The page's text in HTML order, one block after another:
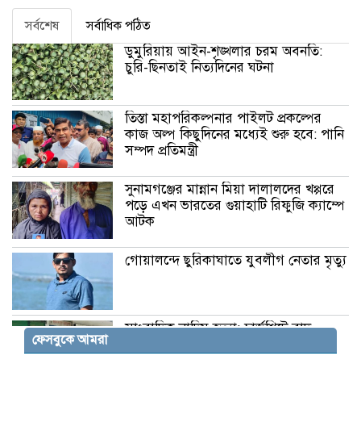
সর্বশেষ সর্বাধিক পঠিত
ডুমুরিয়ায় আইন-শৃঙ্খলার চরম অবনতি:
চুরি-ছিনতাই নিত্যদিনের ঘটনা
তিস্তা মহাপরিকল্পনার পাইলট প্রকল্পের
কাজ অল্প কিছুদিনের মধ্যেই শুরু হবে: পানি
সম্পদ প্রতিমন্ত্রী
সুনামগঞ্জের মান্নান মিয়া দালালদের খপ্পরে
পড়ে এখন ভারতের গুয়াহাটি রিফুজি ক্যাম্পে
আটক
গোয়ালন্দে ছুরিকাঘাতে যুবলীগ নেতার মৃত্যু
সাংবাদিক নাদিম হত্যা: চার্জশিটে বাদ
ফেসবুকে আমরা